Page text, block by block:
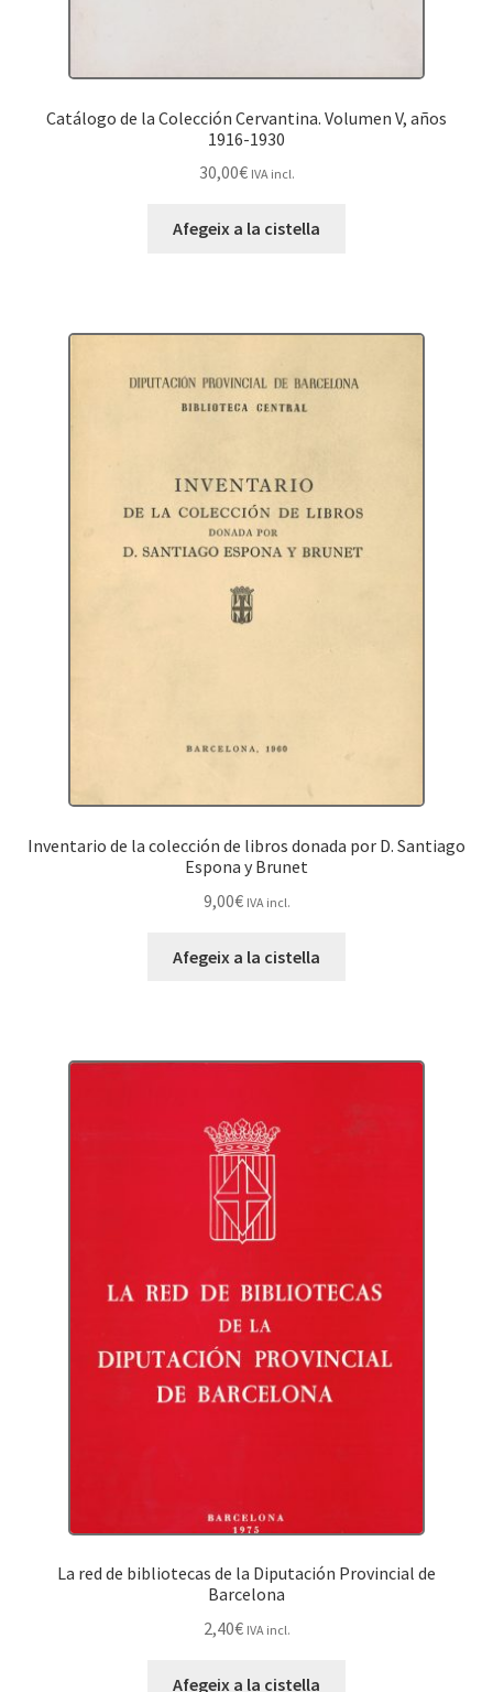
Catálogo de la Colección Cervantina. Volumen V, años
1916-1930
30,00€ IVA incl.
Afegeix a la cistella
Inventario de la colección de libros donada por D. Santiago
Espona y Brunet
9,00€ IVA incl.
Afegeix a la cistella
La red de bibliotecas de la Diputación Provincial de
Barcelona
2,40€ IVA incl.
Afegeix a la cistella